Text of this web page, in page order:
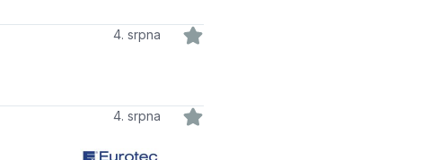
4. srpna
4. srpna